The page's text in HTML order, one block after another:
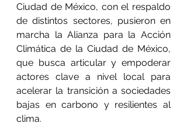
Ciudad de México, con el respaldo
de distintos sectores, pusieron en
marcha la Alianza para la Acción
Climática de la Ciudad de México,
que busca articular y empoderar
actores clave a nivel local para
acelerar la transición a sociedades
bajas en carbono y resilientes al
clima.